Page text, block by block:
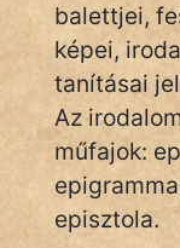
fantom
Hunor
Jób Gedeon
Láron Ádám
mikkamakka
balettjei,
képei,
tanításai
Az
műfajok:
episztola.